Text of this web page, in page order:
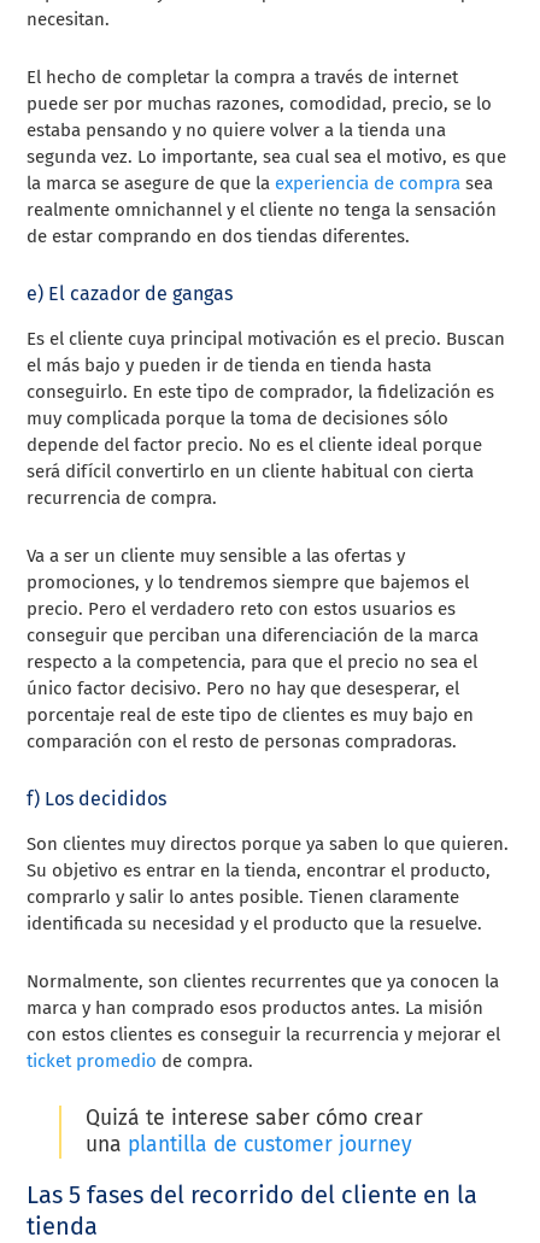
necesitan.
El hecho de completar la compra a través de internet
puede ser por muchas razones, comodidad, precio, se lo
estaba pensando y no quiere volver a la tienda una
segunda vez. Lo importante, sea cual sea el motivo, es que
la marca se asegure de que la experiencia de compra sea
realmente omnichannel y el cliente no tenga la sensación
de estar comprando en dos tiendas diferentes.
e) El cazador de gangas
Es el cliente cuya principal motivación es el precio. Buscan
el más bajo y pueden ir de tienda en tienda hasta
conseguirlo. En este tipo de comprador, la fidelización es
muy complicada porque la toma de decisiones sólo
depende del factor precio. No es el cliente ideal porque
será difícil convertirlo en un cliente habitual con cierta
recurrencia de compra.
Va a ser un cliente muy sensible a las ofertas y
promociones, y lo tendremos siempre que bajemos el
precio. Pero el verdadero reto con estos usuarios es
conseguir que perciban una diferenciación de la marca
respecto a la competencia, para que el precio no sea el
único factor decisivo. Pero no hay que desesperar, el
porcentaje real de este tipo de clientes es muy bajo en
comparación con el resto de personas compradoras.
f) Los decididos
Son clientes muy directos porque ya saben lo que quieren.
Su objetivo es entrar en la tienda, encontrar el producto,
comprarlo y salir lo antes posible. Tienen claramente
identificada su necesidad y el producto que la resuelve.
Normalmente, son clientes recurrentes que ya conocen la
marca y han comprado esos productos antes. La misión
con estos clientes es conseguir la recurrencia y mejorar el
ticket promedio de compra.
Quizá te interese saber cómo crear
una plantilla de customer journey
Las 5 fases del recorrido del cliente en la
tienda